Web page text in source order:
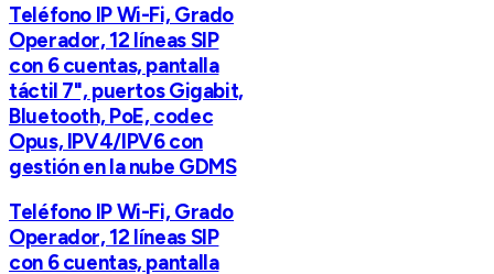
Teléfono IP Wi-Fi, Grado
Operador, 12 líneas SIP
con 6 cuentas, pantalla
táctil 7", puertos Gigabit,
Bluetooth, PoE, codec
Opus, IPV4/IPV6 con
gestión en la nube GDMS
Teléfono IP Wi-Fi, Grado
Operador, 12 líneas SIP
con 6 cuentas, pantalla